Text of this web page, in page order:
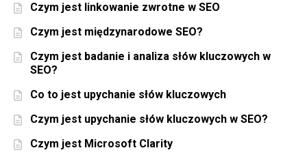
Czym jest linkowanie zwrotne w SEO
Czym jest międzynarodowe SEO?
Czym jest badanie i analiza słów kluczowych w
SEO?
Co to jest upychanie słów kluczowych
Czym jest upychanie słów kluczowych w SEO?
Czym jest Microsoft Clarity